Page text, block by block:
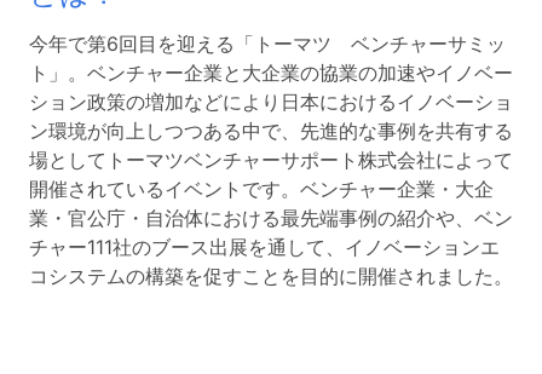
今年で第6回目を迎える「トーマツ ベンチャーサミッ
ト」。ベンチャー企業と大企業の協業の加速やイノベー
ション政策の増加などにより日本におけるイノベーショ
ン環境が向上しつつある中で、先進的な事例を共有する
場としてトーマツベンチャーサポート株式会社によって
開催されているイベントです。ベンチャー企業・大企
業・官公庁・自治体における最先端事例の紹介や、ベン
チャー111社のブース出展を通して、イノベーションエ
コシステムの構築を促すことを目的に開催されました。